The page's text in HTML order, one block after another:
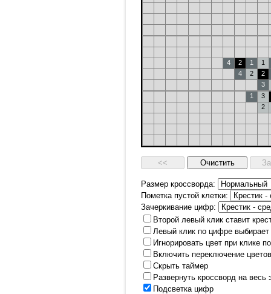
4 2 1
1
4
2
2
3
1
3
2
Размер кроссворда:
Пометка пустой клетки:
Зачеркивание цифр:
Второй левый клик ставит
Левый клик по цифре выбирает
Игнорировать цвет при клике
Включить переключение
Скрыть таймер
Развернуть кроссворд на
Подсветка цифр